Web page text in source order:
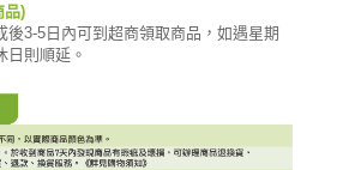
品)
後3-5日內可到超商領取商品，如遇星期
日則順延。